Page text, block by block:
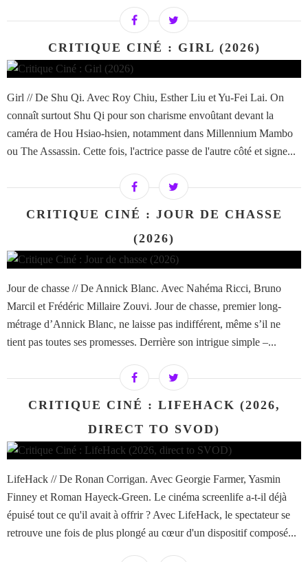
CRITIQUE CINÉ : GIRL (2026)
Girl // De Shu Qi. Avec Roy Chiu, Esther Liu et Yu-Fei Lai. On
connaît surtout Shu Qi pour son charisme envoûtant devant la
caméra de Hou Hsiao-hsien, notamment dans Millennium Mambo
ou The Assassin. Cette fois, l'actrice passe de l'autre côté et signe...
CRITIQUE CINÉ : JOUR DE CHASSE
(2026)
Jour de chasse // De Annick Blanc. Avec Nahéma Ricci, Bruno
Marcil et Frédéric Millaire Zouvi. Jour de chasse, premier long-
métrage d’Annick Blanc, ne laisse pas indifférent, même s’il ne
tient pas toutes ses promesses. Derrière son intrigue simple –...
CRITIQUE CINÉ : LIFEHACK (2026,
DIRECT TO SVOD)
LifeHack // De Ronan Corrigan. Avec Georgie Farmer, Yasmin
Finney et Roman Hayeck-Green. Le cinéma screenlife a-t-il déjà
épuisé tout ce qu'il avait à offrir ? Avec LifeHack, le spectateur se
retrouve une fois de plus plongé au cœur d'un dispositif composé...